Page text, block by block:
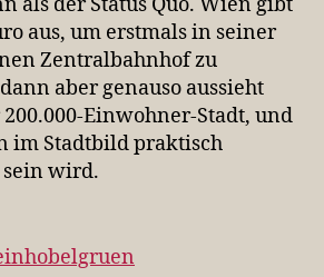
aus, um erstmals in seiner
Zentralbahnhof zu
aber genauso aussieht
Einwohner-Stadt, und
im Stadtbild praktisch
wird.